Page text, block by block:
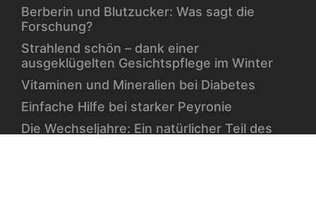
Berberin und Blutzucker: Was sagt die
Forschung?
Strahlend schön – dank einer
ausgeklügelten Gesichtspflege im Winter
Vitaminen und Mineralien bei Diabetes
Einfache Hilfe bei starker Peyronie
Die Wechseljahre: Ein natürlicher Teil des